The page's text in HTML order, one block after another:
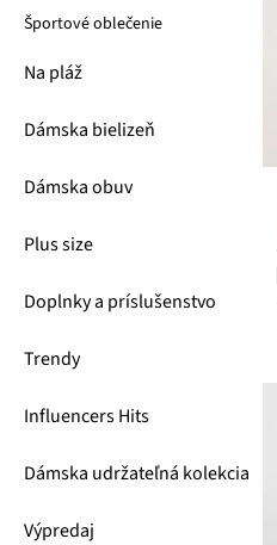
Športové oblečenie
Na pláž
Dámska bielizeň
Dámska obuv
Plus size
Doplnky a príslušenstvo
Trendy
Influencers Hits
Dámska udržateľná kolekcia
Výpredaj